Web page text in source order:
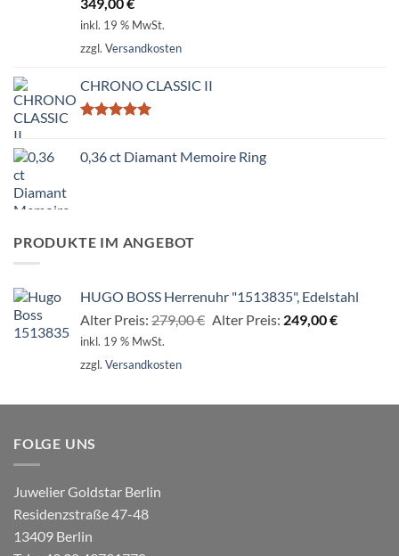
mit5.00
von 5
inkl. 19 % MwSt.
zzgl. Versandkosten
CHRONO CLASSIC II
von 5
0,36 ct Diamant Memoire Ring
PRODUKTE IM ANGEBOT
HUGO BOSS Herrenuhr "1513835", Edelstahl
Alter Preis: 279,00€ Ursprünglicher
Alter Preis: 249,00€Aktueller
inkl. 19 % MwSt.
zzgl. Versandkosten
FOLGE UNS
Juwelier Goldstar Berlin
Residenzstraße 47-48
13409 Berlin